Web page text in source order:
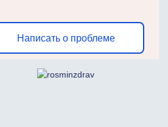
Написать о проблеме